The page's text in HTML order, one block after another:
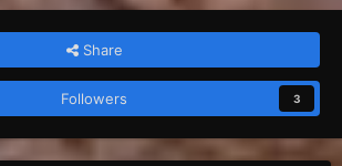
Share
Followers 3